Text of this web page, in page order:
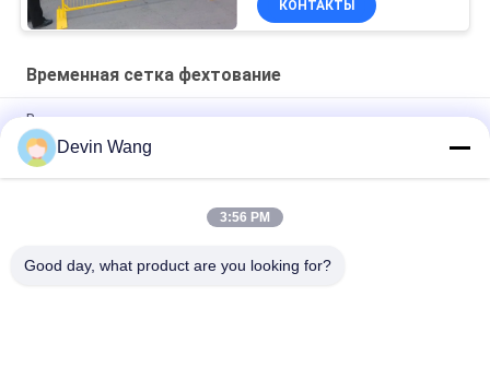
КОНТАКТЫ
Временная сетка фехтование
Временное проволочное ограждение
Желтая покрашенная высота панели 1.8m загородки на
открытом воздухе конструкции Канады временная
Конструкция Канады гальванизировала временный
Devin Wang
3:56 PM
Good day, what product are you looking for?